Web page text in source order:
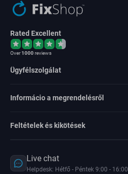
Rated Excellent
Over1000reviews
Ügyfélszolgálat
Informácio a megrendelésről
Feltételek és kikötések
Live chat
Helpdesk: Hétfő - Péntek 9:00 - 16:00